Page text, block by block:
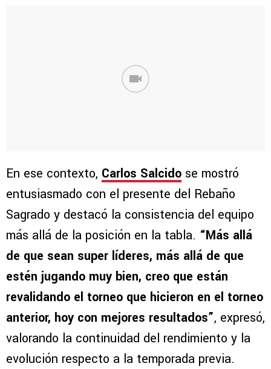
En ese contexto, Carlos Salcido se mostró
entusiasmado con el presente del Rebaño
Sagrado y destacó la consistencia del equipo
más allá de la posición en la tabla. “Más allá
de que sean super líderes, más allá de que
estén jugando muy bien, creo que están
revalidando el torneo que hicieron en el torneo
anterior, hoy con mejores resultados”, expresó,
valorando la continuidad del rendimiento y la
evolución respecto a la temporada previa.